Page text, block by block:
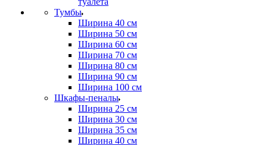
Тумбы
Ширина 40 см
Ширина 50 см
Ширина 60 см
Ширина 70 см
Ширина 80 см
Ширина 90 см
Ширина 100 см
Шкафы-пеналы
Ширина 25 см
Ширина 30 см
Ширина 35 см
Ширина 40 см